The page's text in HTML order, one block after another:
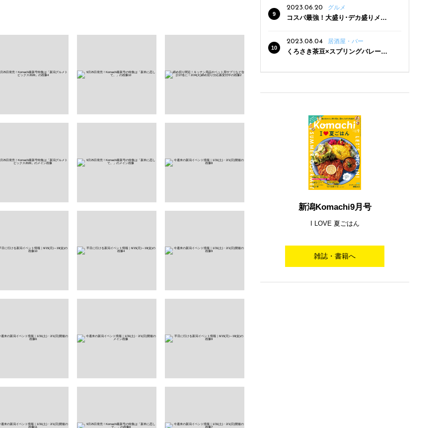
2023.06.20
グルメ
コスパ最強！大盛り･デカ盛りメニ
2023.08.04
居酒屋・バー
くろさき茶豆×スプリングバレー豊
新潟Komachi9月号
I LOVE 夏ごはん
雑誌・書籍へ